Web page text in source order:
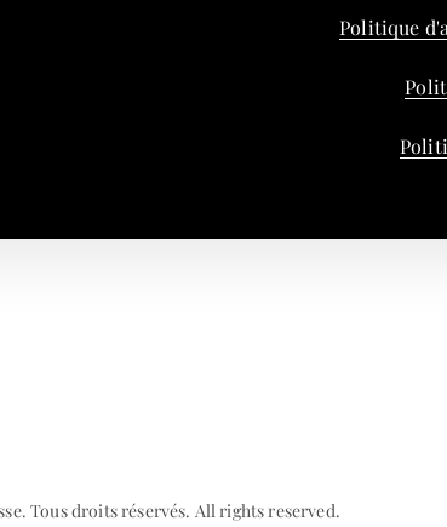
Politique
Tous droits réservés. All rights reserved.